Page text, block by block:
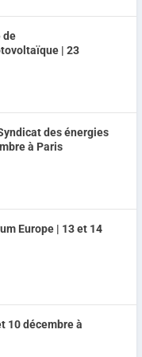
de
| 23
des énergies
à Paris
Europe | 13 et 14
10 décembre à